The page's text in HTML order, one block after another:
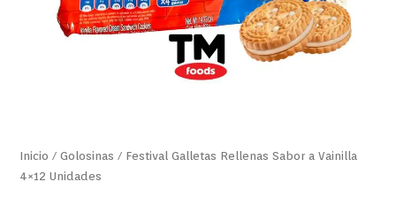
Inicio /Golosinas / Festival Galletas Rellenas Sabor a Vainilla
4×12 Unidades